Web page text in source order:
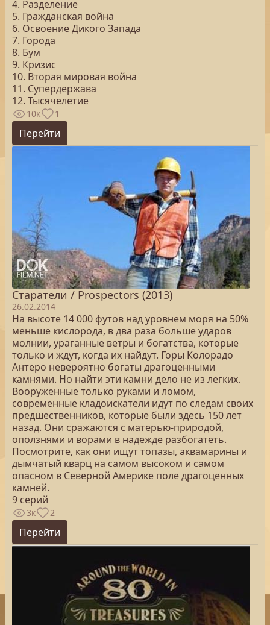
4. Разделение
5. Гражданская война
6. Освоение Дикого Запада
7. Города
8. Бум
9. Кризис
10. Вторая мировая война
11. Супердержава
12. Тысячелетие
10к 1
Перейти
Старатели / Prospectors (2013)
26.02.2014
На высоте 14 000 футов над уровнем моря на 50%
меньше кислорода, в два раза больше ударов
молнии, ураганные ветры и богатства, которые
только и ждут, когда их найдут. Горы Колорадо
Антеро невероятно богаты драгоценными
камнями. Но найти эти камни дело не из легких.
Вооруженные только руками и ломом,
современные кладоискатели идут по следам своих
предшественников, которые были здесь 150 лет
назад. Они сражаются с матерью-природой,
оползнями и ворами в надежде разбогатеть.
Посмотрите, как они ищут топазы, аквамарины и
дымчатый кварц на самом высоком и самом
опасном в Северной Америке поле драгоценных
камней.
9 серий
3к 2
Перейти